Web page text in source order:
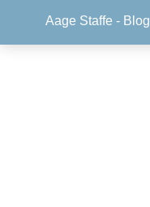
Aage Staffe - Blog